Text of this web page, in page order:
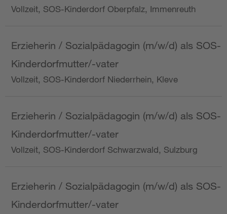
Vollzeit, SOS-Kinderdorf Oberpfalz, Immenreuth
Erzieherin / Sozialpädagogin (m/w/d) als SOS-
Kinderdorfmutter/-vater
Vollzeit, SOS-Kinderdorf Niederrhein, Kleve
Erzieherin / Sozialpädagogin (m/w/d) als SOS-
Kinderdorfmutter/-vater
Vollzeit, SOS-Kinderdorf Schwarzwald, Sulzburg
Erzieherin / Sozialpädagogin (m/w/d) als SOS-
Kinderdorfmutter/-vater